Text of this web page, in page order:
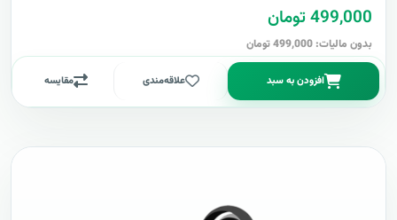
499,000 تومان
بدون مالیات: 499,000 تومان
افزودن به سبد علاقه‌مندی مقایسه